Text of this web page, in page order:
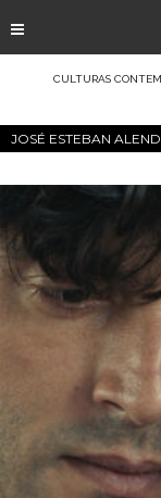
CULTURAS
JOSÉ ESTEBAN